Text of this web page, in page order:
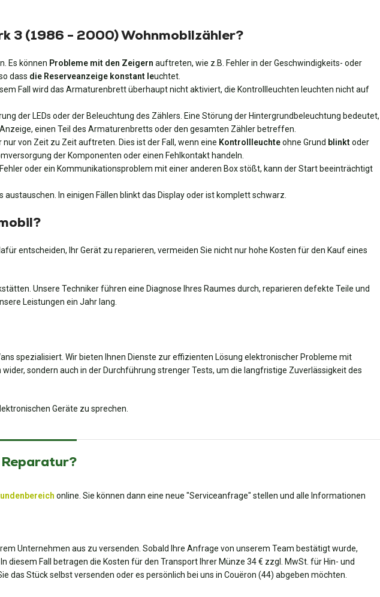
3 (1986 - 2000) Wohnmobilzähler?
Es können Probleme mit den Zeigern auftreten, wie z.B. Fehler in der Geschwindigkeits- oder
dass die Reserveanzeige konstant leuchtet.
Fall wird das Armaturenbrett überhaupt nicht aktiviert, die Kontrollleuchten leuchten nicht auf
der LEDs oder der Beleuchtung des Zählers. Eine Störung der Hintergrundbeleuchtung bedeutet,
einen Teil des Armaturenbretts oder den gesamten Zähler betreffen.
von Zeit zu Zeit auftreten. Dies ist der Fall, wenn eine Kontrollleuchteohne Grund blinktoder
der Komponenten oder einen Fehlkontakt handeln.
oder ein Kommunikationsproblem mit einer anderen Box stößt, kann der Start beeinträchtigt
austauschen. In einigen Fällen blinkt das Display oder ist komplett schwarz.
entscheiden, Ihr Gerät zu reparieren, vermeiden Sie nicht nur hohe Kosten für den Kauf eines
Unsere Techniker führen eine Diagnose Ihres Raumes durch, reparieren defekte Teile und
Leistungen ein Jahr lang.
spezialisiert. Wir bieten Ihnen Dienste zur effizienten Lösung elektronischer Probleme mit
sondern auch in der Durchführung strenger Tests, um die langfristige Zuverlässigkeit des
Geräte zu sprechen.
Reparatur?
online. Sie können dann eine neue "Serviceanfrage" stellen und alle Informationen
Unternehmen aus zu versenden. Sobald Ihre Anfrage von unserem Team bestätigt wurde,
Fall betragen die Kosten für den Transport Ihrer Münze 34 € zzgl. MwSt. für Hin- und
Stück selbst versenden oder es persönlich bei uns in Couëron (44) abgeben möchten.